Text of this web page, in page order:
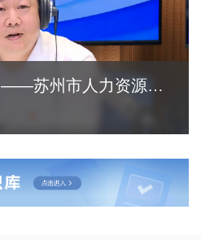
2026年6月10日——苏州市人力资源和社会保障局